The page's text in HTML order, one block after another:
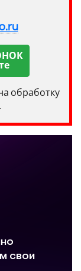
обработку